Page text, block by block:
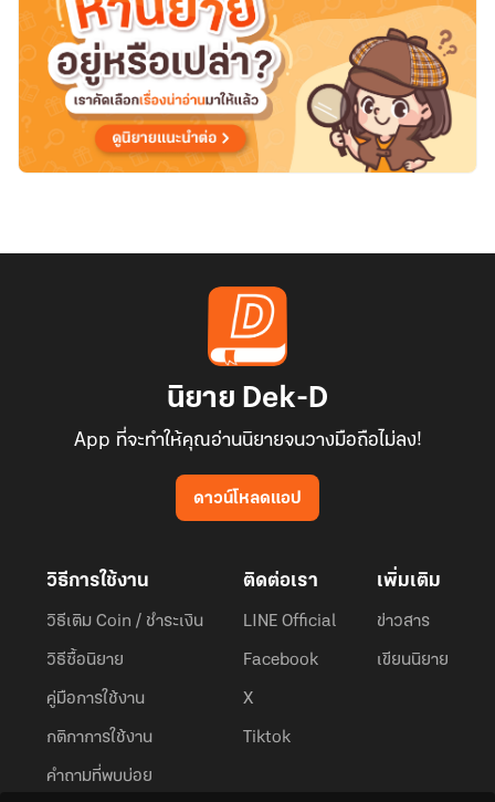
นิยาย Dek-D
App ที่จะทำให้คุณอ่านนิยายจนวางมือถือไม่ลง!
ดาวน์โหลดแอป
วิธีการใช้งาน
วิธีเติม Coin / ชำระเงิน
วิธีซื้อนิยาย
คู่มือการใช้งาน
กติกาการใช้งาน
คำถามที่พบบ่อย
ติดต่อเรา
LINE Official
Facebook
X
Tiktok
เพิ่มเติม
ข่าวสาร
เขียนนิยาย